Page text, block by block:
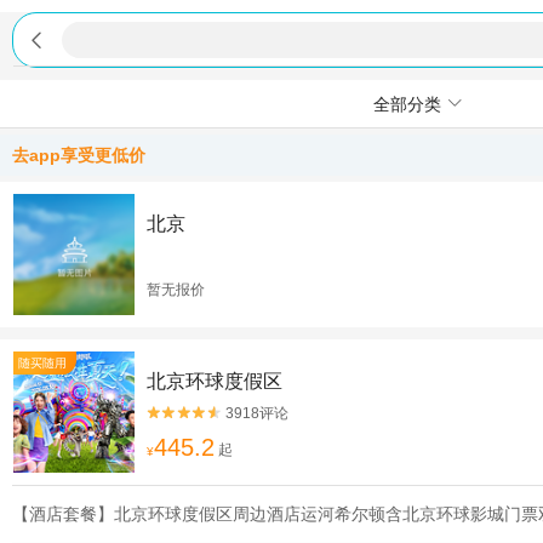

全部分类
去app享受更低价
北京
暂无报价
随买随用
北京环球度假区

 3918评论
¥445.2 起
【酒店套餐】北京环球度假区周边酒店运河希尔顿含北京环球影城门